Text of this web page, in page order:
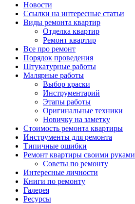
Новости
Ссылки на интересные статьи
Виды ремонта квартир
Отделка квартир
Ремонт квартир
Все про ремонт
Порядок проведения
Штукатурные работы
Малярные работы
Выбор краски
Инструментарий
Этапы работы
Оригинальные техники
Новичку на заметку
Стоимость ремонта квартиры
Инструменты для ремонта
Типичные ошибки
Ремонт квартиры своими руками
Советы по ремонту
Интересные личности
Книги по ремонту
Галерея
Ресурсы